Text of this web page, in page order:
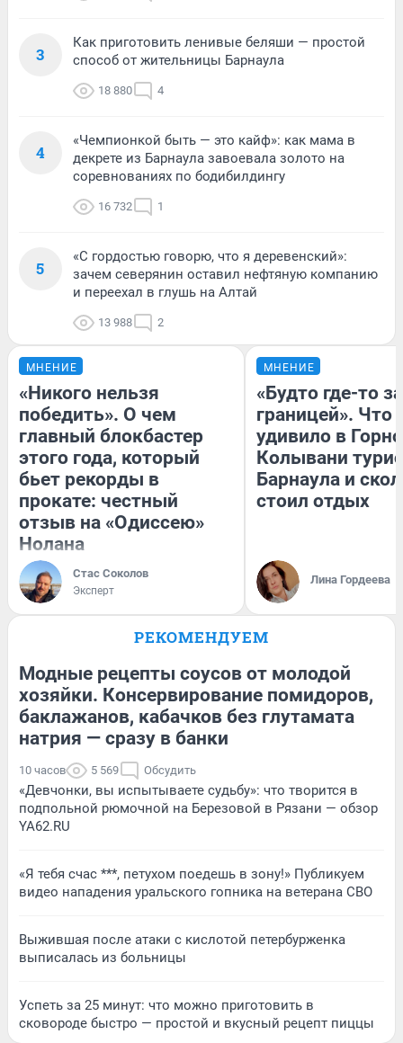
3
Как приготовить ленивые беляши — простой
способ от жительницы Барнаула
18 880 4
4
«Чемпионкой быть — это кайф»: как мама в
декрете из Барнаула завоевала золото на
соревнованиях по бодибилдингу
16 732 1
5
«С гордостью говорю, что я деревенский»:
зачем северянин оставил нефтяную компанию
и переехал в глушь на Алтай
13 988 2
МНЕНИЕ
«Никого нельзя
победить». О чем
главный блокбастер
этого года, который
бьет рекорды в
прокате: честный
отзыв на «Одиссею»
Нолана
Стас Соколов
Эксперт
МНЕНИЕ
«Будто где-то за
границей». Что
удивило в
Колывани
Барнаула и
стоил отдых
Лина Гордеева
РЕКОМЕНДУЕМ
Модные рецепты соусов от молодой
хозяйки. Консервирование помидоров,
баклажанов, кабачков без глутамата
натрия — сразу в банки
10 часов 5 569 Обсудить
«Девчонки, вы испытываете судьбу»: что творится в
подпольной рюмочной на Березовой в Рязани — обзор
YA62.RU
«Я тебя счас ***, петухом поедешь в зону!» Публикуем
видео нападения уральского гопника на ветерана СВО
Выжившая после атаки с кислотой петербурженка
выписалась из больницы
Успеть за 25 минут: что можно приготовить в
сковороде быстро — простой и вкусный рецепт пиццы